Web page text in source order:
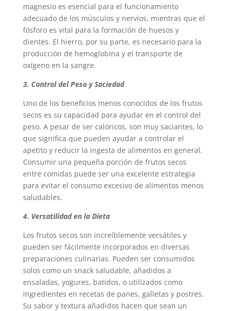
magnesio es esencial para el funcionamiento
adecuado de los músculos y nervios, mientras que el
fósforo es vital para la formación de huesos y
dientes. El hierro, por su parte, es necesario para la
producción de hemoglobina y el transporte de
oxígeno en la sangre.
3. Control del Peso y Saciedad
Uno de los beneficios menos conocidos de los frutos
secos es su capacidad para ayudar en el control del
peso. A pesar de ser calóricos, son muy saciantes, lo
que significa que pueden ayudar a controlar el
apetito y reducir la ingesta de alimentos en general.
Consumir una pequeña porción de frutos secos
entre comidas puede ser una excelente estrategia
para evitar el consumo excesivo de alimentos menos
saludables.
4. Versatilidad en la Dieta
Los frutos secos son increíblemente versátiles y
pueden ser fácilmente incorporados en diversas
preparaciones culinarias. Pueden ser consumidos
solos como un snack saludable, añadidos a
ensaladas, yogures, batidos, o utilizados como
ingredientes en recetas de panes, galletas y postres.
Su sabor y textura añadidos hacen que sean un